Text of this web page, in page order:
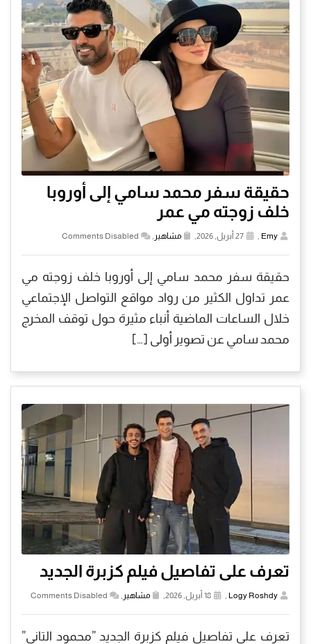
حقيقة سفر محمد سامي إلى أوروبا
خلف زوجته مي عمر
Emy مشاهير Comments Disabled
حقيقة سفر محمد سامي إلى أوروبا خلف زوجته مي
عمر تداول الكثير من رواد مواقع التواصل الإجتماعي
خلال الساعات الماضية أنباء مثيرة حول توقف المخرج
محمد سامي عن تصوير أولى […]
تعرف على تفاصيل فيلم كزبرة الجديد
Logy Roshdy مشاهير Comments Disabled
تعرف على تفاصيل فيلم كزبرة الجديد ”محمود التاني”